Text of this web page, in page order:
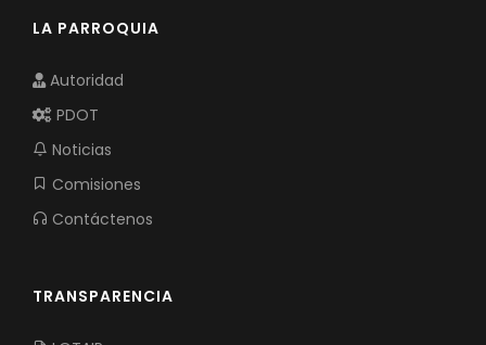
LA PARROQUIA
Autoridad
PDOT
Noticias
Comisiones
Contáctenos
TRANSPARENCIA